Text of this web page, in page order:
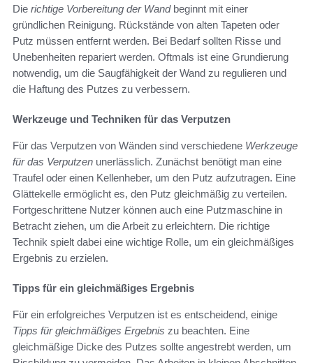
Die richtige Vorbereitung der Wandbeginnt mit einer
gründlichen Reinigung. Rückstände von alten Tapeten oder
Putz müssen entfernt werden. Bei Bedarf sollten Risse und
Unebenheiten repariert werden. Oftmals ist eine Grundierung
notwendig, um die Saugfähigkeit der Wand zu regulieren und
die Haftung des Putzes zu verbessern.
Werkzeuge und Techniken für das Verputzen
Für das Verputzen von Wänden sind verschiedene Werkzeuge
für das Verputzen unerlässlich. Zunächst benötigt man eine
Traufel oder einen Kellenheber, um den Putz aufzutragen. Eine
Glättekelle ermöglicht es, den Putz gleichmäßig zu verteilen.
Fortgeschrittene Nutzer können auch eine Putzmaschine in
Betracht ziehen, um die Arbeit zu erleichtern. Die richtige
Technik spielt dabei eine wichtige Rolle, um ein gleichmäßiges
Ergebnis zu erzielen.
Tipps für ein gleichmäßiges Ergebnis
Für ein erfolgreiches Verputzen ist es entscheidend, einige
Tipps für gleichmäßiges Ergebnis zu beachten. Eine
gleichmäßige Dicke des Putzes sollte angestrebt werden, um